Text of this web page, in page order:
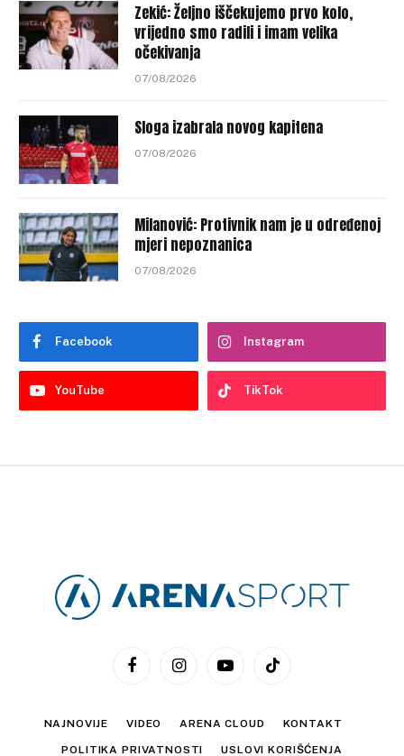
Zekić: Željno iščekujemo prvo kolo,
vrijedno smo radili i imam velika
očekivanja
07/08/2026
Sloga izabrala novog kapitena
07/08/2026
Milanović: Protivnik nam je u određenoj
mjeri nepoznanica
07/08/2026
Facebook Instagram
YouTube TikTok
FacebookInstagramYouTubeTikTok
NAJNOVIJE VIDEO ARENA CLOUD KONTAKT
POLITIKA PRIVATNOSTI USLOVI KORIŠĆENJA